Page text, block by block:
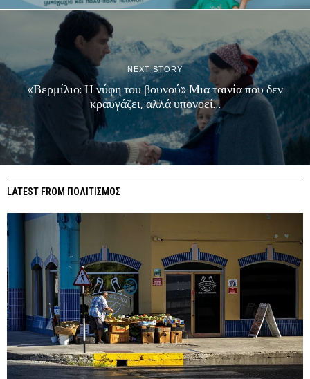
NEXT STORY
«Βερμίλιο: Η νύφη του βουνού» Μια ταινία που δεν
κραυγάζει, αλλά υπονοεί…
LATEST FROM ΠΟΛΙΤΙΣΜΟΣ